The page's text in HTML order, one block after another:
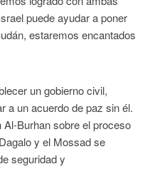
puede ayudar a poner
estaremos encantados
un gobierno civil,
a un acuerdo de paz sin él.
Burhan sobre el proceso
y el Mossad se
seguridad y